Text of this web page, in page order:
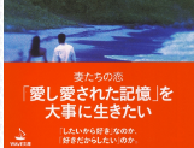
産むなら12月がお得
出かけるだけでお金が
幼稚園か、それともハイ
2人に1人が大学へ行く時
中絶にかかわるお金
離婚は他人事ではない